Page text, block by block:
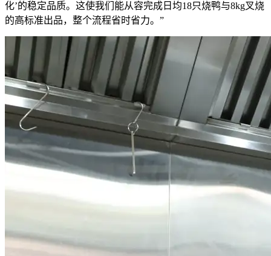
化’的稳定品质。这使我们能从容完成日均18只烧鸭与8kg叉烧
的高标准出品，整个流程省时省力。”